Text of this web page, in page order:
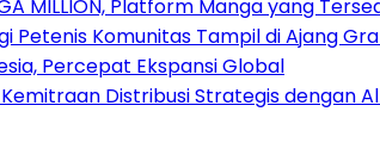
MILLION, Platform Manga yang
Petenis Komunitas Tampil di Ajang
Percepat Ekspansi Global
Distribusi Strategis dengan